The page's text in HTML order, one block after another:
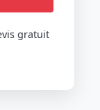
gratuit